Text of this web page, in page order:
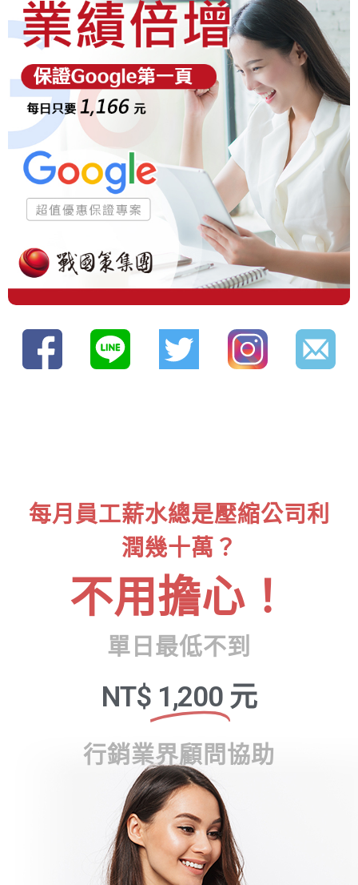
每月員工薪水總是壓縮公司利
潤幾十萬？
不用擔心！
單日最低不到
NT$ 1,200 元
行銷業界顧問協助